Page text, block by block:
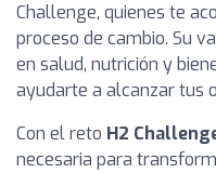
Challenge, quienes te
proceso de cambio. Su
en salud, nutrición y
ayudarte a alcanzar tus
Con el reto H2
necesaria para